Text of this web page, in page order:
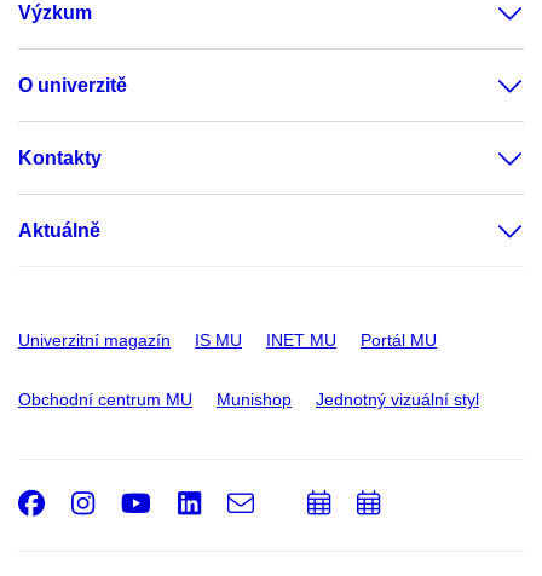
Výzkum
O univerzitě
Kontakty
Aktuálně
Univerzitní magazín IS MU INET MU Portál MU
Obchodní centrum MU Munishop Jednotný vizuální styl
Facebook
Instagram
Youtube
LinkedIn
e-
PřidatPřidat